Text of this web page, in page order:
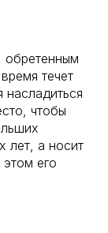
течет
чтобы
лет, а носит
его